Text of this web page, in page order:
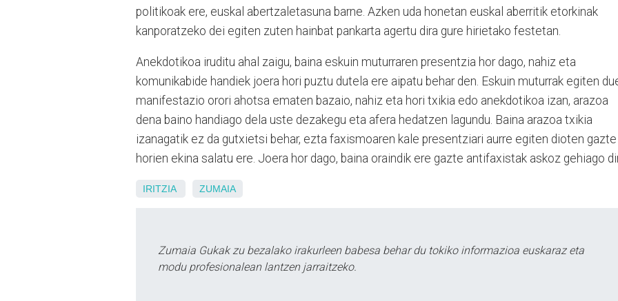
politikoak ere, euskal abertzaletasuna barne. Azken uda honetan euskal aberritik etorkinak
kanporatzeko dei egiten zuten hainbat pankarta agertu dira gure hirietako festetan.
Anekdotikoa iruditu ahal zaigu, baina eskuin muturraren presentzia hor dago, nahiz eta
komunikabide handiek joera hori puztu dutela ere aipatu behar den. Eskuin muturrak egiten
manifestazio orori ahotsa ematen bazaio, nahiz eta hori txikia edo anekdotikoa izan, arazoa
dena baino handiago dela uste dezakegu eta afera hedatzen lagundu. Baina arazoa txikia
izanagatik ez da gutxietsi behar, ezta faxismoaren kale presentziari aurre egiten dioten gazte
horien ekina salatu ere. Joera hor dago, baina oraindik ere gazte antifaxistak askoz gehiago
IRITZIA ZUMAIA
Zumaia Gukak zu bezalako irakurleen babesa behar du tokiko informazioa euskaraz eta
modu profesionalean lantzen jarraitzeko.